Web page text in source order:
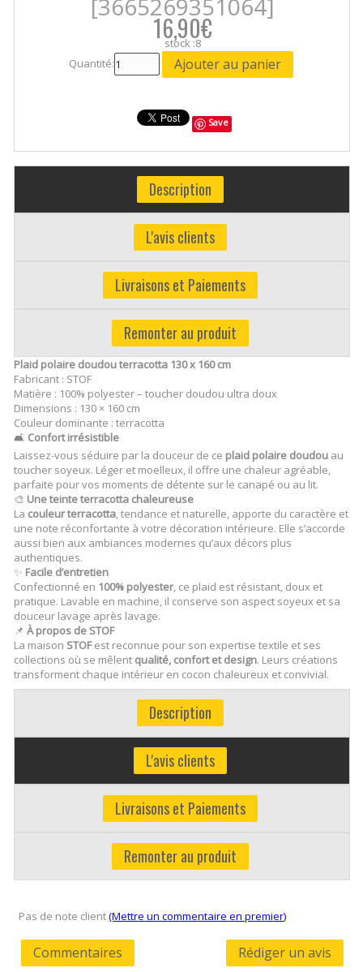
[3665269351064]
16,90€
stock :8
Quantité:
Save
Description
L'avis clients
Livraisons et Paiements
Remonter au produit
Plaid polaire doudou terracotta 130 x 160 cm
Fabricant : STOF
Matière : 100% polyester – toucher doudou ultra doux
Dimensions : 130 × 160 cm
Couleur dominante : terracotta
🛋️ Confort irrésistible
Laissez-vous séduire par la douceur de ce plaid polaire doudou au
toucher soyeux. Léger et moelleux, il offre une chaleur agréable,
parfaite pour vos moments de détente sur le canapé ou au lit.
🎨 Une teinte terracotta chaleureuse
La couleur terracotta, tendance et naturelle, apporte du caractère et
une note réconfortante à votre décoration intérieure. Elle s’accorde
aussi bien aux ambiances modernes qu’aux décors plus
authentiques.
✨ Facile d’entretien
Confectionné en 100% polyester, ce plaid est résistant, doux et
pratique. Lavable en machine, il conserve son aspect soyeux et sa
douceur lavage après lavage.
📌À propos de STOF
La maison STOFest reconnue pour son expertise textile et ses
collections où se mêlent qualité, confort et design. Leurs créations
transforment chaque intérieur en cocon chaleureux et convivial.
Description
L'avis clients
Livraisons et Paiements
Remonter au produit
Pas de note client(Mettre un commentaire en premier)
Commentaires Rédiger un avis